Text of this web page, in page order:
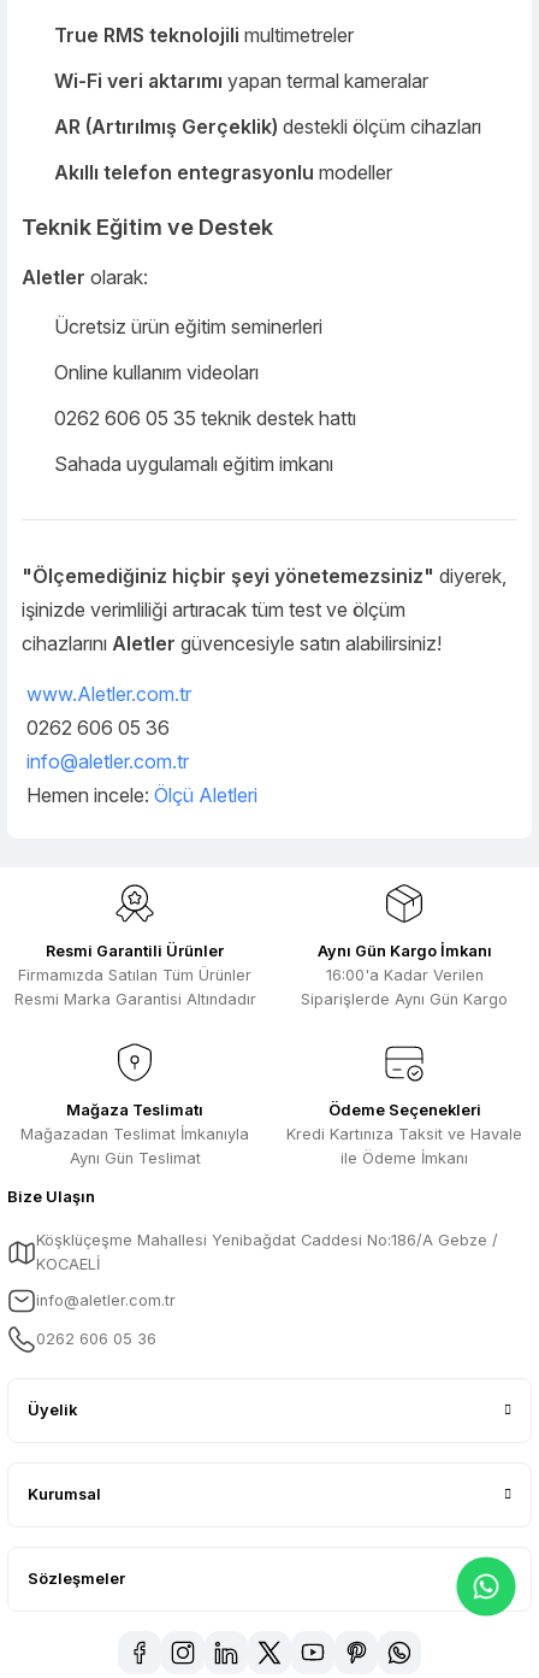
True RMS teknolojili multimetreler
Wi-Fi veri aktarımı yapan termal kameralar
AR (Artırılmış Gerçeklik) destekli ölçüm cihazları
Akıllı telefon entegrasyonlu modeller
Teknik Eğitim ve Destek
Aletler olarak:
Ücretsiz ürün eğitim seminerleri
Online kullanım videoları
0262 606 05 35 teknik destek hattı
Sahada uygulamalı eğitim imkanı
"Ölçemediğiniz hiçbir şeyi yönetemezsiniz" diyerek,
işinizde verimliliği artıracak tüm test ve ölçüm
cihazlarını Aletler güvencesiyle satın alabilirsiniz!
www.Aletler.com.tr
0262 606 05 36
info@aletler.com.tr
Hemen incele: Ölçü Aletleri
Resmi Garantili Ürünler
Firmamızda Satılan Tüm Ürünler
Resmi Marka Garantisi Altındadır
Aynı Gün Kargo İmkanı
16:00'a Kadar Verilen
Siparişlerde Aynı Gün Kargo
Mağaza Teslimatı
Mağazadan Teslimat İmkanıyla
Aynı Gün Teslimat
Ödeme Seçenekleri
Kredi Kartınıza Taksit ve Havale
ile Ödeme İmkanı
Bize Ulaşın
Köşklüçeşme Mahallesi Yenibağdat Caddesi No:186/A Gebze /
KOCAELİ
info@aletler.com.tr
0262 606 05 36
Üyelik
Kurumsal
Sözleşmeler